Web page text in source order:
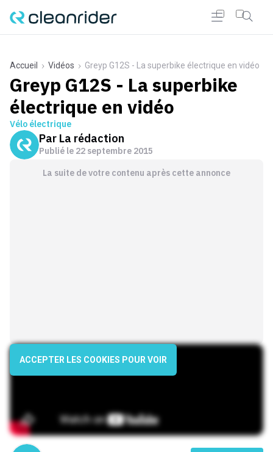
Accueil Vidéos Greyp G12S - La superbike électrique en vidéo
Greyp G12S - La superbike
électrique en vidéo
Vélo électrique
Par La rédaction
Publié le 22 septembre 2015
La suite de votre contenu après cette annonce
ACCEPTER LES COOKIES POUR VOIR